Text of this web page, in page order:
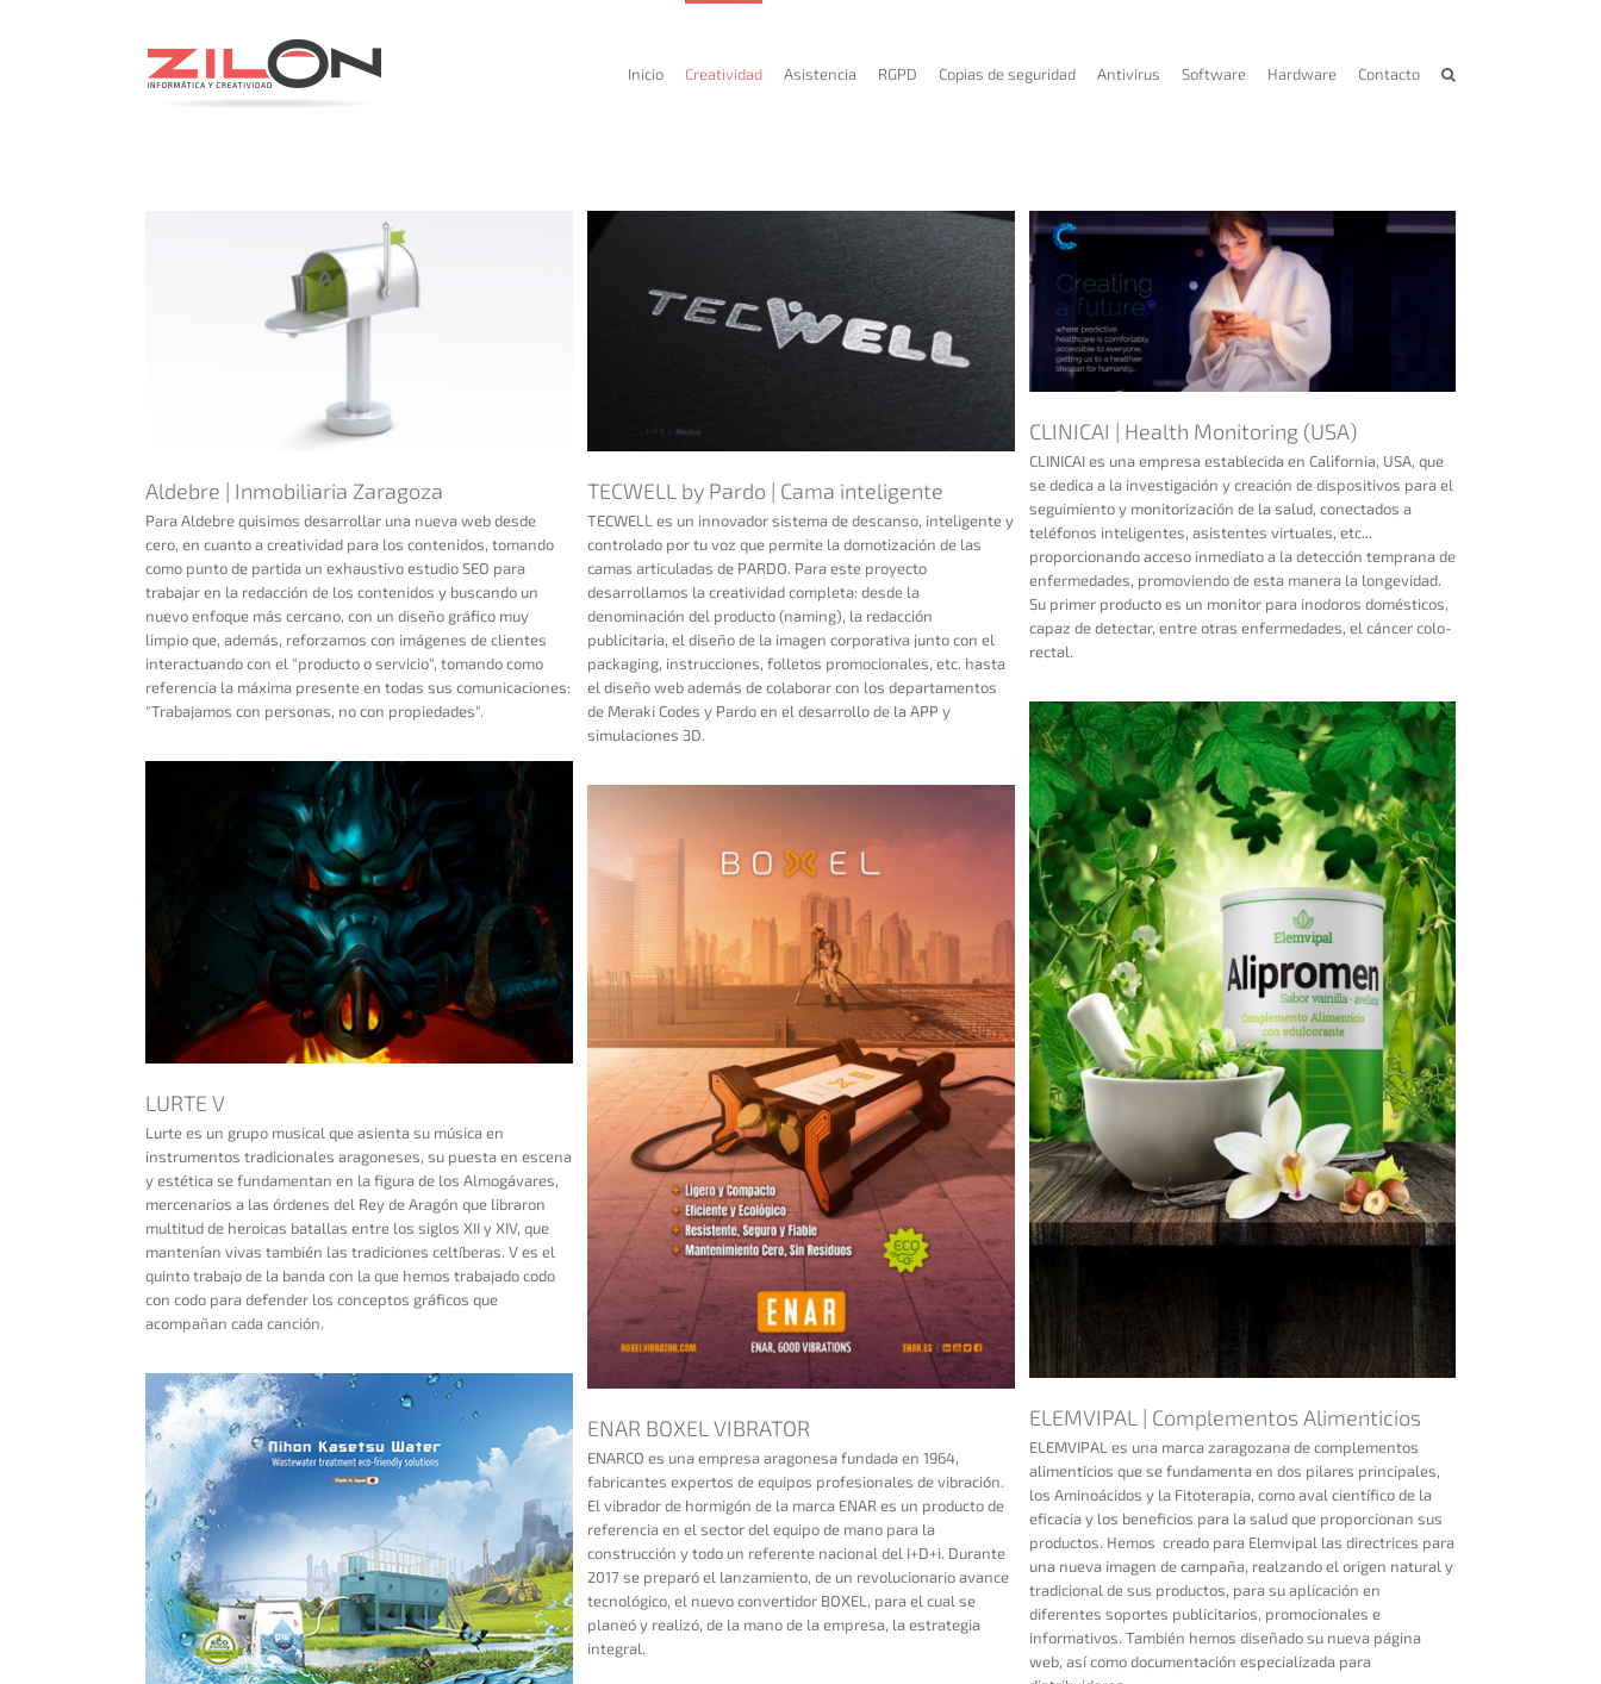
Inicio
Creatividad Asistencia RGPD Copias de seguridad Antivirus Software Hardware Contacto
Aldebre | Inmobiliaria Zaragoza
Para Aldebre quisimos desarrollar una nueva web desde
cero, en cuanto a creatividad para los contenidos, tomando
como punto de partida un exhaustivo estudio SEO para
trabajar en la redacción de los contenidos y buscando un
nuevo enfoque más cercano, con un diseño gráfico muy
limpio que, además, reforzamos con imágenes de clientes
interactuando con el "producto o servicio", tomando como
referencia la máxima presente en todas sus comunicaciones:
"Trabajamos con personas, no con propiedades".
TECWELL by Pardo | Cama inteligente
TECWELL es un innovador sistema de descanso, inteligente y
controlado por tu voz que permite la domotización de las
camas articuladas de PARDO. Para este proyecto
desarrollamos la creatividad completa: desde la
denominación del producto (naming), la redacción
publicitaria, el diseño de la imagen corporativa junto con el
packaging, instrucciones, folletos promocionales, etc. hasta
el diseño web además de colaborar con los departamentos
de Meraki Codes y Pardo en el desarrollo de la APP y
simulaciones 3D.
CLINICAI | Health Monitoring (USA)
CLINICAI | Health Monitoring (USA)
CLINICAI es una empresa establecida en California, USA, que
se dedica a la investigación y creación de dispositivos para el
seguimiento y monitorización de la salud, conectados a
teléfonos inteligentes, asistentes virtuales, etc...
proporcionando acceso inmediato a la detección temprana de
enfermedades, promoviendo de esta manera la longevidad.
Su primer producto es un monitor para inodoros domésticos,
capaz de detectar, entre otras enfermedades, el cáncer colo-
rectal.
ELEMVIPAL | Complementos Alimenticios
ELEMVIPAL | Complementos Alimenticios
ELEMVIPAL es una marca zaragozana de complementos
alimenticios que se fundamenta en dos pilares principales,
los Aminoácidos y la Fitoterapia, como aval científico de la
eficacia y los beneficios para la salud que proporcionan sus
productos. Hemos creado para Elemvipal las directrices para
una nueva imagen de campaña, realzando el origen natural y
tradicional de sus productos, para su aplicación en
diferentes soportes publicitarios, promocionales e
informativos. También hemos diseñado su nueva página
web, así como documentación especializada para
LURTE V
Lurte es un grupo musical que asienta su música en
instrumentos tradicionales aragoneses, su puesta en escena
y estética se fundamentan en la figura de los Almogávares,
mercenarios a las órdenes del Rey de Aragón que libraron
multitud de heroicas batallas entre los siglos XII y XIV, que
mantenían vivas también las tradiciones celtíberas. V es el
quinto trabajo de la banda con la que hemos trabajado codo
con codo para defender los conceptos gráficos que
acompañan cada canción.
ENAR BOXEL VIBRATOR
ENARCO es una empresa aragonesa fundada en 1964,
fabricantes expertos de equipos profesionales de vibración.
El vibrador de hormigón de la marca ENAR es un producto de
referencia en el sector del equipo de mano para la
construcción y todo un referente nacional del I+D+i. Durante
2017 se preparó el lanzamiento, de un revolucionario avance
tecnológico, el nuevo convertidor BOXEL, para el cual se
planeó y realizó, de la mano de la empresa, la estrategia
integral.